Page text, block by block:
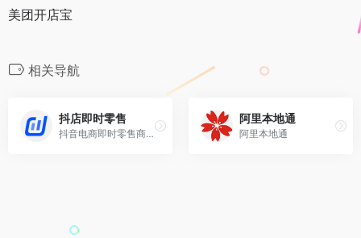
美团开店宝
相关导航
抖店即时零售
抖音电商即时零售商家工作台。
阿里本地通
阿里本地通